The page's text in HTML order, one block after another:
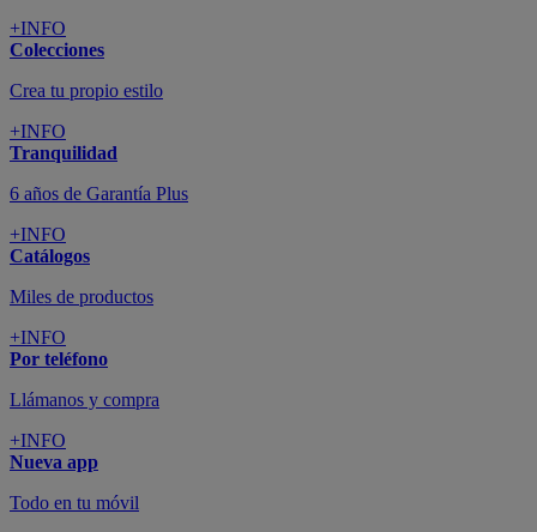
+INFO
Colecciones
Crea tu propio estilo
+INFO
Tranquilidad
6 años de Garantía Plus
+INFO
Catálogos
Miles de productos
+INFO
Por teléfono
Llámanos y compra
+INFO
Nueva app
Todo en tu móvil